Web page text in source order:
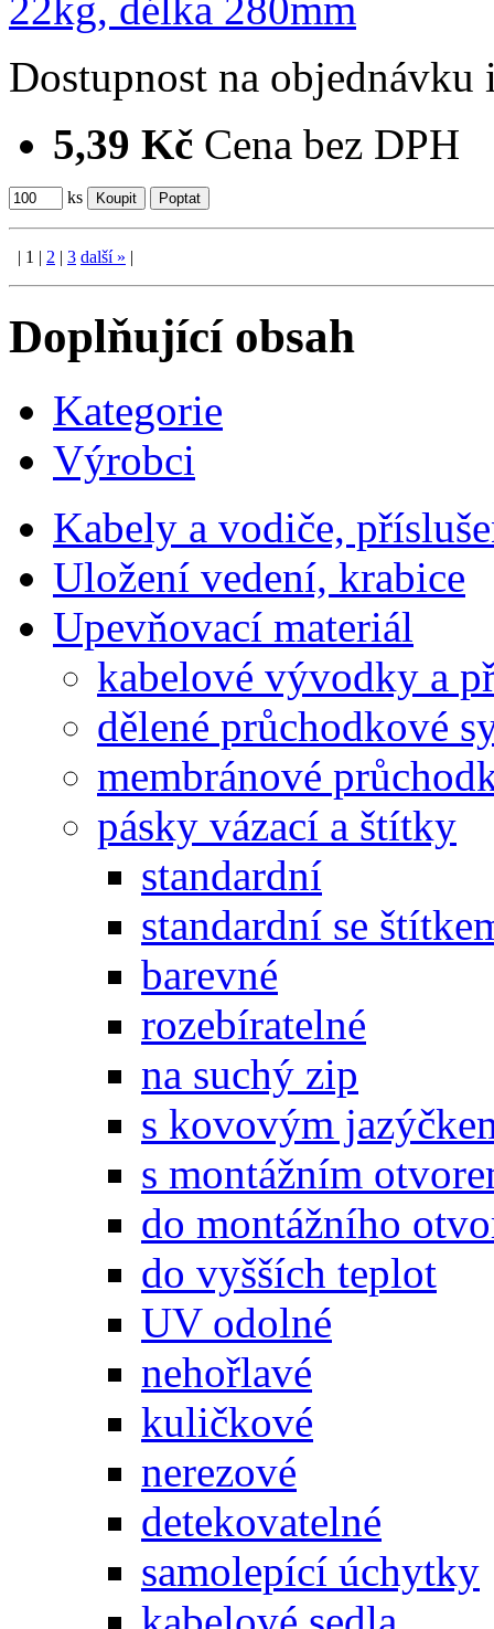
Dostupnost na objednávku
5,39 Kč Cena bez DPH
ks
| 1 | 2 | 3 další» |
Doplňující obsah
Kategorie
Výrobci
Kabely a vodiče,
Uložení vedení, krabice
Upevňovací materiál
kabelové vývodky a
dělené průchodkové
membránové
pásky vázací a štítky
standardní
standardní se
barevné
rozebíratelné
na suchý zip
s kovovým
s montážním
do montážního
do vyšších teplot
UV odolné
nehořlavé
kuličkové
nerezové
detekovatelné
samolepící úchytky